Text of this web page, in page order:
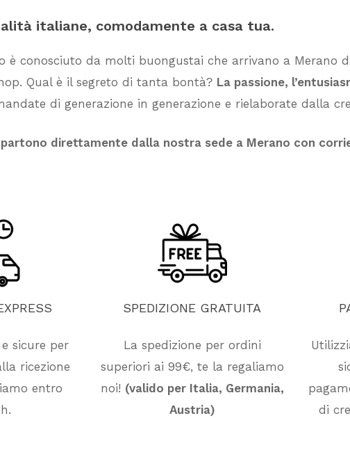
italiane, comodamente a casa tua.
è conosciuto da molti buongustai che arrivano a Merano
Qual è il segreto di tanta bontà? La passione,
di generazione in generazione e rielaborate dalla
direttamente dalla nostra sede a Merano con
sicure per
ricezione
entro
SPEDIZIONE GRATUITA
La spedizione per ordini
superiori ai 99€, te la regaliamo
noi! (valido per Italia, Germania,
Austria)
di